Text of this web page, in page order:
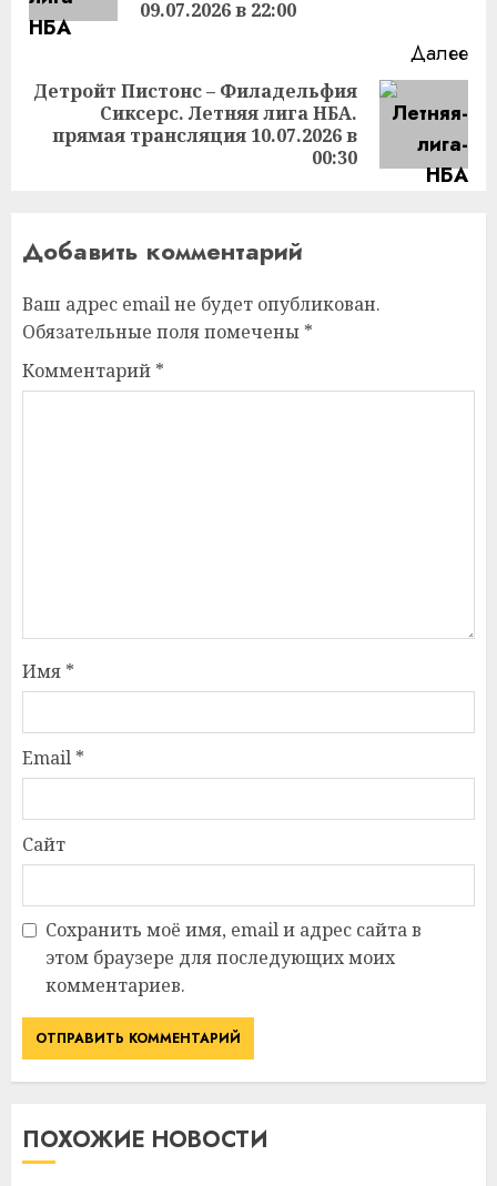
09.07.2026 в 22:00
Далее
Следующая
запись:
Детройт Пистонс – Филадельфия
Сиксерс. Летняя лига НБА.
прямая трансляция 10.07.2026 в
00:30
Добавить комментарий
Ваш адрес email не будет опубликован.
Обязательные поля помечены *
Комментарий *
Имя *
Email *
Сайт
Сохранить моё имя, email и адрес сайта в
этом браузере для последующих моих
комментариев.
ПОХОЖИЕ НОВОСТИ